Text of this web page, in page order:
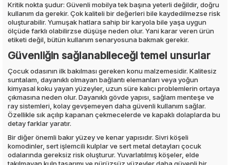
Kritik nokta şudur: Güvenli mobilya tek başına yeterli değildir, doğru
kullanım da gerekir. Çok kaliteli bir değerleri bile kaydedilmezse risk
oluşturabilir. Yumuşak hatlara sahip bir karyola bile yaşa uygun
ölçüde farklı olabilirzse düşüşe neden olur. Yani karar veren ürün
etiketi değil, bütün kullanım senaryosuna bakmak gerekir.
Güvenliğin sağlanabileceği temel unsurlar
Çocuk odasının ilk bakılması gereken konu malzemesidir. Kalitesiz
suntalam, dayanıklı olmayan bağlantı elemanları veya yoğun
kimyasal koku yayan yüzeyler, uzun süre kalıcı problemlerin ortaya
çıkmasına neden olur. Dayanıklı gövde yapısı, sağlam menteşe ve
ray sistemleri, kolay gevşemeyen daha güvenli kullanım sağlar.
Özellikle sık açılıp kapanan çekmecelerde ve kapaklı dolaplarda bu
detay farklar yaratır.
Bir diğer önemli bakır yüzey ve kenar yapısıdır. Sivri köşeli
komodinler, sert işlemcili kulplar ve sert metal detayları çocuk
odalarında gereksiz risk oluşturur. Yuvarlatılmış köşeler, elde